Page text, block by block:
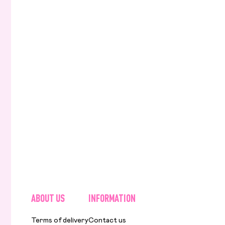
ABOUT US
Terms of delivery
INFORMATION
Contact us